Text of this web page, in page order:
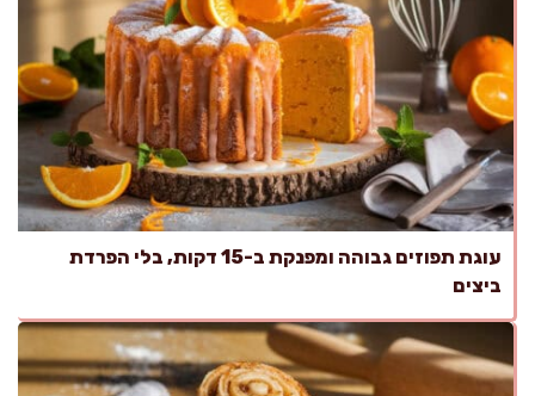
עוגת תפוזים גבוהה ומפנקת ב-15 דקות, בלי הפרדת
ביצים